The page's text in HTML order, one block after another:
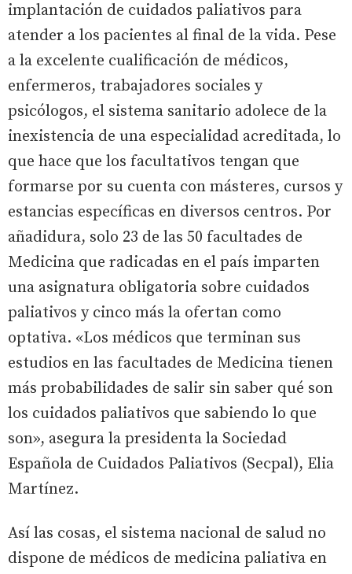
implantación de cuidados paliativos para
atender a los pacientes al final de la vida. Pese
a la excelente cualificación de médicos,
enfermeros, trabajadores sociales y
psicólogos, el sistema sanitario adolece de la
inexistencia de una especialidad acreditada, lo
que hace que los facultativos tengan que
formarse por su cuenta con másteres, cursos y
estancias específicas en diversos centros. Por
añadidura, solo 23 de las 50 facultades de
Medicina que radicadas en el país imparten
una asignatura obligatoria sobre cuidados
paliativos y cinco más la ofertan como
optativa. «Los médicos que terminan sus
estudios en las facultades de Medicina tienen
más probabilidades de salir sin saber qué son
los cuidados paliativos que sabiendo lo que
son», asegura la presidenta la Sociedad
Española de Cuidados Paliativos (Secpal), Elia
Martínez.
Así las cosas, el sistema nacional de salud no
dispone de médicos de medicina paliativa en